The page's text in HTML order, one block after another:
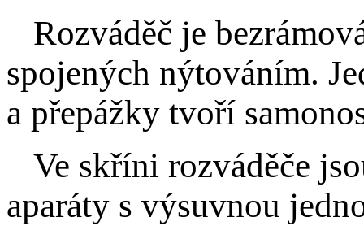
Rozváděč je
spojených nýtováním.
a přepážky tvoří
Ve skříni rozváděče
aparáty s výsuvnou